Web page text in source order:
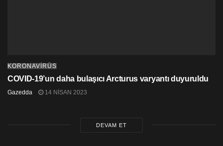
KORONAVİRÜS
COVID-19’un daha bulaşıcı Arcturus varyantı duyuruldu
Gazedda 14 NISAN 2023
DEVAM ET